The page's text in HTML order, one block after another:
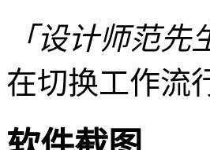
「设计师范先
在切换工作流